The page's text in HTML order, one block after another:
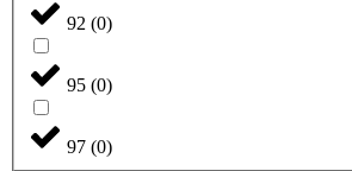
92 (0)
95 (0)
97 (0)